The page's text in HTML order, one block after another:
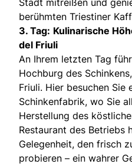
Stadt mitreißen und
berühmten Triestiner
3. Tag: Kulinarische
del Friuli
An Ihrem letzten Tag
Hochburg des
Friuli. Hier besuchen Sie
Schinkenfabrik, wo Sie
Herstellung des
Restaurant des Betriebs
Gelegenheit, den frisch
probieren – ein wahrer